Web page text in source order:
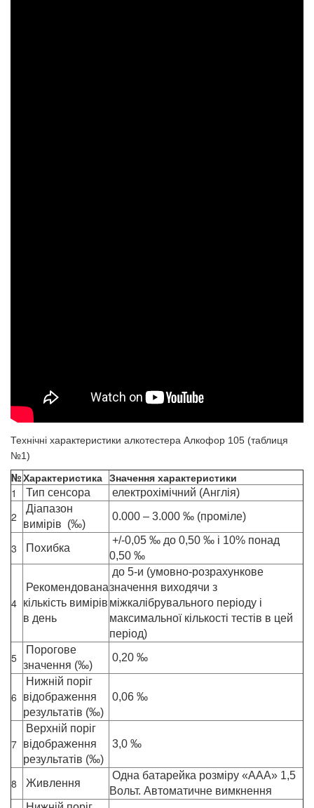
Технічні характеристики алкотестера Алкофор 105 (таблиця
№1)
№Характеристика Значення характеристики
1
Тип сенсора електрохімічний (Англія)
2
Діапазон
вимірів (‰)
0.000 – 3.000 ‰ (проміле)
3 Похибка
+/-0,05 ‰ до 0,50 ‰ і 10% понад
0,50 ‰
4
Рекомендована
кількість вимірів
в день
до 5-и (умовно-розрахункове
значення виходячи з
міжкалібрувального періоду і
максимальної кількості тестів в цей
період)
5
Порогове
значення (‰)
0,20 ‰
6
Нижній поріг
відображення
результатів (‰)
0,06 ‰
7
Верхній поріг
відображення
результатів (‰)
3,0 ‰
8 Живлення
Одна батарейка розміру «ААА» 1,5
Вольт. Автоматичне вимкнення